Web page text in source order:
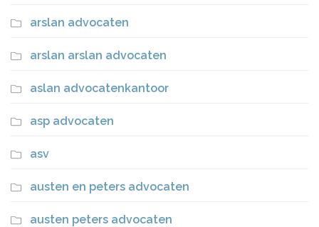
arslan advocaten
arslan arslan advocaten
aslan advocatenkantoor
asp advocaten
asv
austen en peters advocaten
austen peters advocaten